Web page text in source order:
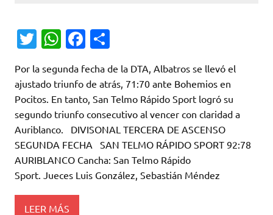
T
it
te
r
W
at
s
A
p
p
Fa
e
b
o
o
k
m
p
ar
ti
r
Por la segunda fecha de la DTA, Albatros se llevó el
ajustado triunfo de atrás, 71:70 ante Bohemios en
Pocitos. En tanto, San Telmo Rápido Sport logró su
segundo triunfo consecutivo al vencer con claridad a
Auriblanco. DIVISONAL TERCERA DE ASCENSO
SEGUNDA FECHA SAN TELMO RÁPIDO SPORT 92:78
AURIBLANCO Cancha: San Telmo Rápido
Sport. Jueces Luis González, Sebastián Méndez
LEER MÁS